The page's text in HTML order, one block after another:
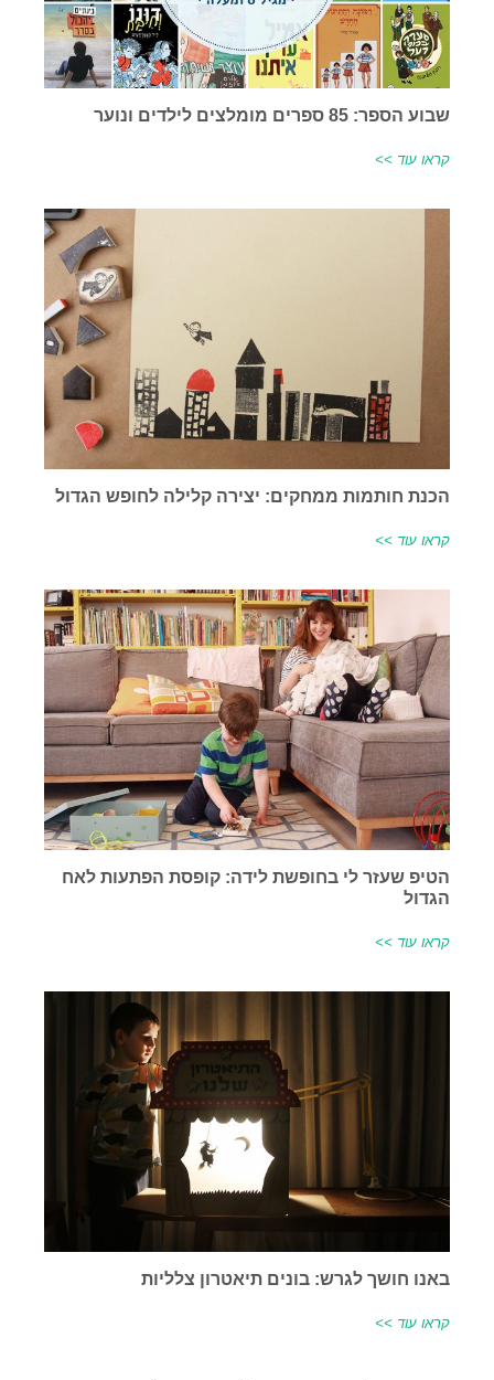
שבוע הספר: 85 ספרים מומלצים לילדים ונוער
קראו עוד >>
הכנת חותמות ממחקים: יצירה קלילה לחופש הגדול
קראו עוד >>
הטיפ שעזר לי בחופשת לידה: קופסת הפתעות לאח
הגדול
קראו עוד >>
באנו חושך לגרש: בונים תיאטרון צלליות
קראו עוד >>